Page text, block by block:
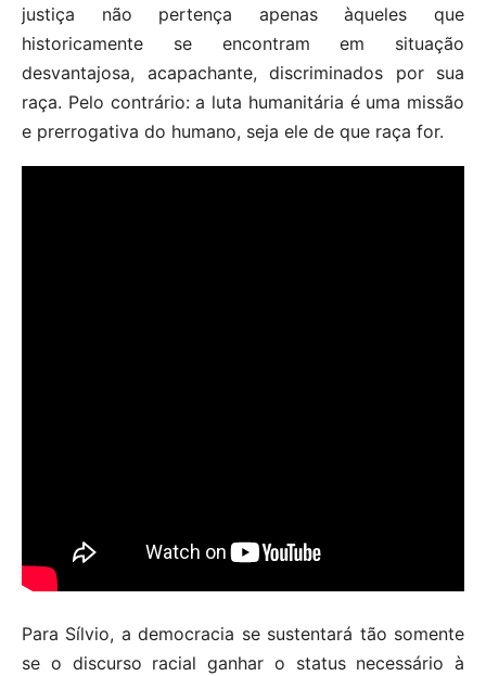
justiça não pertença apenas àqueles que
historicamente se encontram em situação
desvantajosa, acapachante, discriminados por sua
raça. Pelo contrário: a luta humanitária é uma missão
e prerrogativa do humano, seja ele de que raça for.
Para Sílvio, a democracia se sustentará tão somente
se o discurso racial ganhar o status necessário à